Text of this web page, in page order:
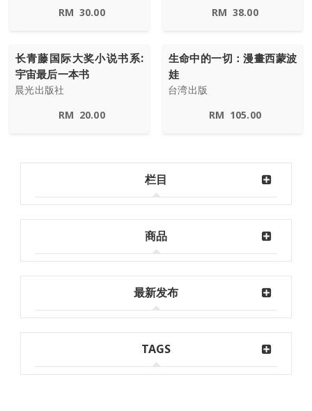
RM 30.00
RM 38.00
长青藤国际大奖小说书系:
宇宙最后一本书
晨光出版社
RM 20.00
生命中的一切：漫畫西蒙波
娃
台湾出版
RM 105.00
栏目
商品
最新发布
TAGS